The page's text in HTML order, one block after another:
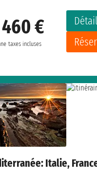
€
taxes incluses
Italie,